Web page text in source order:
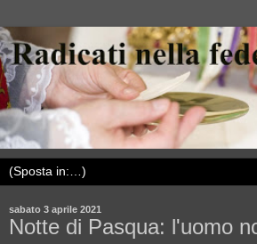
sabato 3 aprile 2021
Notte di Pasqua: l'uomo